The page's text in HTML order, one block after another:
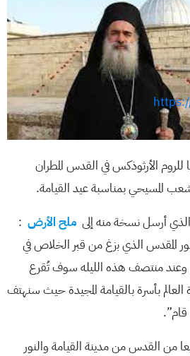
الأرثوذكس في القدس المطران
المسيحي بمناسبة عيد القيامة.
الذي أرسل نسخة منه إلى ملح الأرض :
المقدس الذي بزغ من قبر الخلاص في
منتصف هذه الليله سوف تُقرع
بأسرة بالقيامة المجيدة حيث سنهتف
من القدس من مدينة القيامة والنور